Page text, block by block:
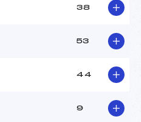
38
53
44
9